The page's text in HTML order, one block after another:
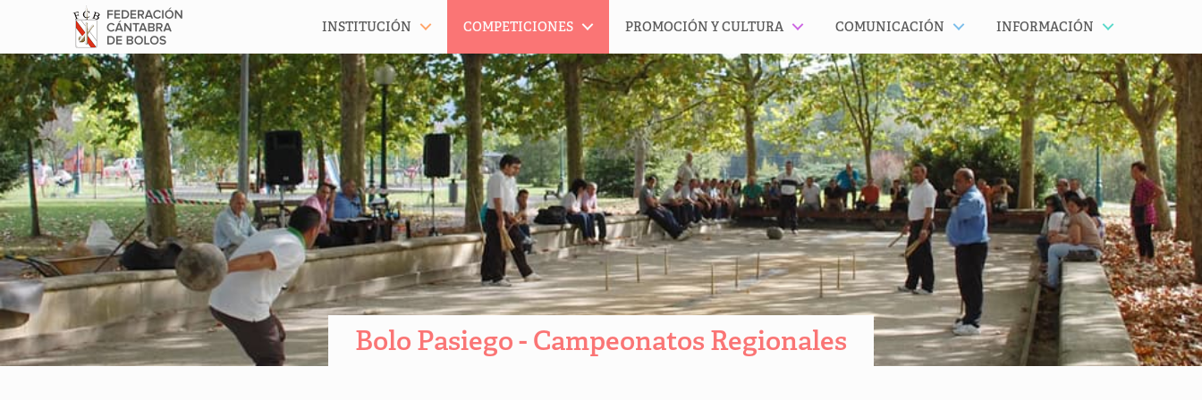
INSTITUCIÓN COMPETICIONES PROMOCIÓN Y CULTURA COMUNICACIÓN INFORMACIÓN
Bolo Pasiego - Campeonatos Regionales